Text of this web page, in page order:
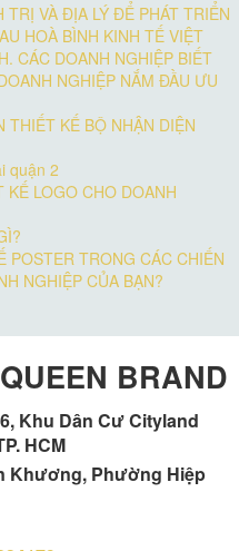
VÀ ĐỊA LÝ ĐỂ PHÁT TRIỂN
HOÀ BÌNH KINH TẾ VIỆT
CÁC DOANH NGHIỆP BIẾT
NGHIỆP NẮM ĐẦU ƯU
THIẾT KẾ BỘ NHẬN DIỆN
quận 2
KẾ LOGO CHO DOANH
POSTER TRONG CÁC CHIẾN
NGHIỆP CỦA BẠN?
BRAND
Khu Dân Cư Cityland
HCM
Khương, Phường Hiệp